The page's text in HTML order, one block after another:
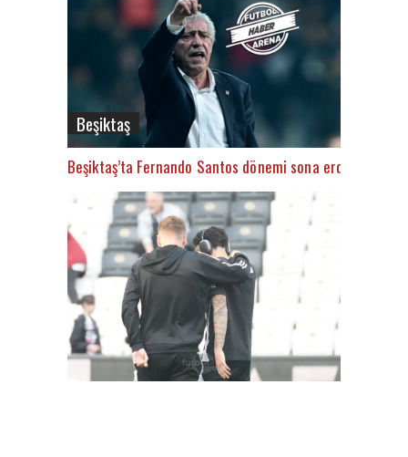
Beşiktaş
Beşiktaş’ta Fernando Santos dönemi sona erdi